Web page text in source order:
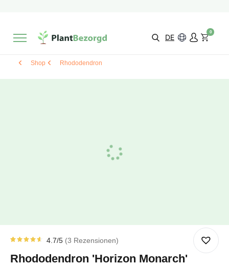
Wähle selbst
DE
0
Shop Rhododendron
von 5
von
4.7/5 3 Rezensionen
Rhododendron 'Horizon Monarch'